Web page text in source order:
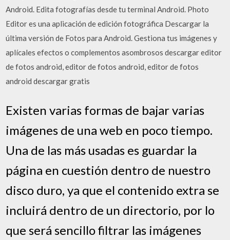
Android. Edita fotografías desde tu terminal Android. Photo
Editor es una aplicación de edición fotográfica Descargar la
última versión de Fotos para Android. Gestiona tus imágenes y
aplícales efectos o complementos asombrosos descargar editor
de fotos android, editor de fotos android, editor de fotos
android descargar gratis
Existen varias formas de bajar varias
imágenes de una web en poco tiempo.
Una de las más usadas es guardar la
página en cuestión dentro de nuestro
disco duro, ya que el contenido extra se
incluirá dentro de un directorio, por lo
que será sencillo filtrar las imágenes